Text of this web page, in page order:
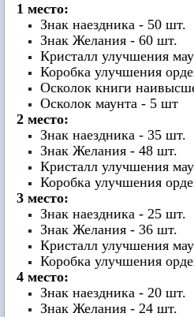
1 место:
Знак наездника - 50 шт.
Знак Желания - 60 шт.
Кристалл улучшения
Коробка улучшения
Осколок книги
Осколок маунта - 5 шт
2 место:
Знак наездника - 35 шт.
Знак Желания - 48 шт.
Кристалл улучшения
Коробка улучшения
3 место:
Знак наездника - 25 шт.
Знак Желания - 36 шт.
Кристалл улучшения
Коробка улучшения
4 место:
Знак наездника - 20 шт.
Знак Желания - 24 шт.